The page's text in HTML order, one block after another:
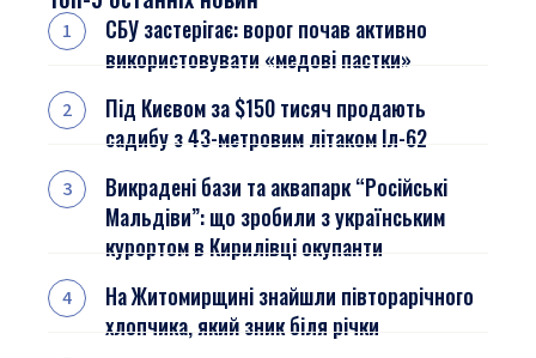
СБУ застерігає: ворог почав активно
використовувати «медові пастки»
Під Києвом за $150 тисяч продають
садибу з 43-метровим літаком Іл-62
Викрадені бази та аквапарк “Російські
Мальдіви”: що зробили з українським
курортом в Кирилівці окупанти
На Житомирщині знайшли півторарічного
хлопчика, який зник біля річки